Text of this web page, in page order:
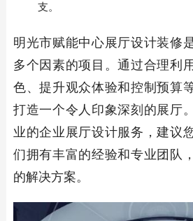
支。
明光市赋能中心展厅设计装修
多个因素的项目。通过合理利
色、提升观众体验和控制预算
打造一个令人印象深刻的展厅
业的企业展厅设计服务，建议
们拥有丰富的经验和专业团队
的解决方案。